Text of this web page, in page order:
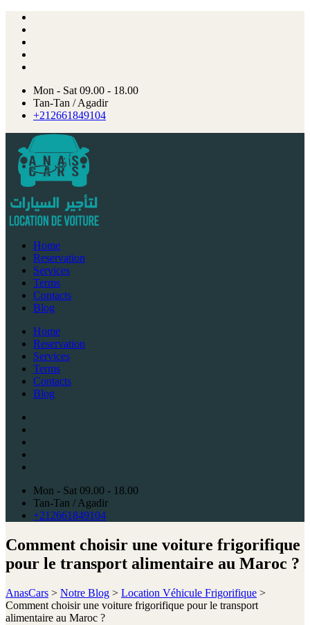
Mon - Sat 09.00 - 18.00
Tan-Tan / Agadir
+212661849104
Home
Reservation
Services
Terms
Contacts
Blog
Home
Reservation
Services
Terms
Contacts
Blog
Mon - Sat 09.00 - 18.00
Tan-Tan / Agadir
+212661849104
Comment choisir une voiture frigorifique
pour le transport alimentaire au Maroc ?
AnasCars > Notre Blog > Location Véhicule Frigorifique >
Comment choisir une voiture frigorifique pour le transport
alimentaire au Maroc ?